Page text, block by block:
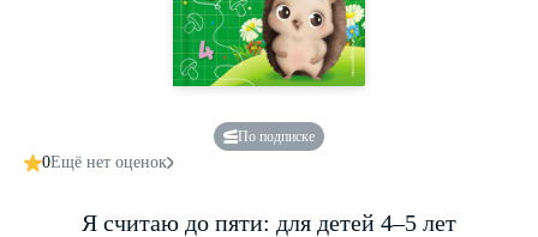
По подписке
0Ещё нет оценок
Я считаю до пяти: для детей 4–5 лет